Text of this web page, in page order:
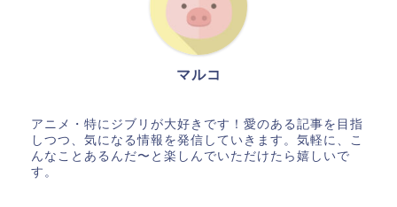
マルコ
アニメ・特にジブリが大好きです！愛のある記事を目指
しつつ、気になる情報を発信していきます。気軽に、こ
んなことあるんだ〜と楽しんでいただけたら嬉しいで
す。